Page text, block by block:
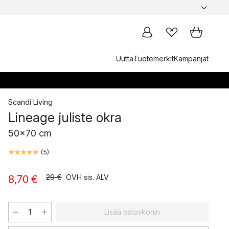
UuttaTuotemerkitKampanjat
Scandi Living
Lineage juliste okra
50x70 cm
(5)
8,70 € 29 € OVH sis. ALV
Lisää ostoskoriin